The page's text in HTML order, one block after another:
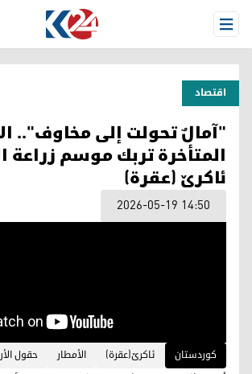
Open Menu
اقتصاد
"آمالٌ تحولت إلى مخاوف"..
المتأخرة تربك موسم زراعة
ئاكرێ (عقرة)
2026-05-19 14:50
کوردستان ئاكرێ(عقرة) الأمطار حقول